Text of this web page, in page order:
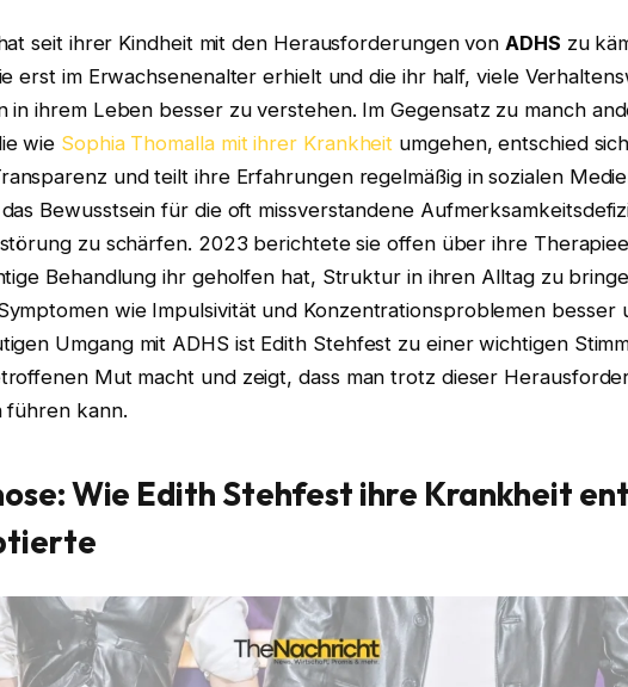
seit ihrer Kindheit mit den Herausforderungen von ADHS zu
erst im Erwachsenenalter erhielt und die ihr half, viele
in ihrem Leben besser zu verstehen. Im Gegensatz zu manch
wie Sophia Thomalla mit ihrer Krankheit umgehen, entschied
und teilt ihre Erfahrungen regelmäßig in sozialen
Bewusstsein für die oft missverstandene
zu schärfen. 2023 berichtete sie offen über ihre
Behandlung ihr geholfen hat, Struktur in ihren Alltag zu
wie Impulsivität und Konzentrationsproblemen besser
Umgang mit ADHS ist Edith Stehfest zu einer wichtigen
Mut macht und zeigt, dass man trotz dieser
führen kann.
Wie Edith Stehfest ihre Krankheit